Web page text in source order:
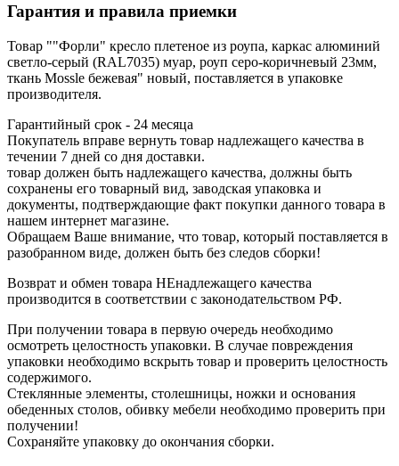
Гарантия и правила приемки
Товар ""Форли" кресло плетеное из роупа, каркас алюминий
светло-серый (RAL7035) муар, роуп серо-коричневый 23мм,
ткань Mossle бежевая" новый, поставляется в упаковке
производителя.
Гарантийный срок - 24 месяца
Покупатель вправе вернуть товар надлежащего качества в
течении 7 дней со дня доставки.
товар должен быть надлежащего качества, должны быть
сохранены его товарный вид, заводская упаковка и
документы, подтверждающие факт покупки данного товара в
нашем интернет магазине.
Обращаем Ваше внимание, что товар, который поставляется в
разобранном виде, должен быть без следов сборки!
Возврат и обмен товара НЕнадлежащего качества
производится в соответствии с законодательством РФ.
При получении товара в первую очередь необходимо
осмотреть целостность упаковки. В случае повреждения
упаковки необходимо вскрыть товар и проверить целостность
содержимого.
Стеклянные элементы, столешницы, ножки и основания
обеденных столов, обивку мебели необходимо проверить при
получении!
Сохраняйте упаковку до окончания сборки.